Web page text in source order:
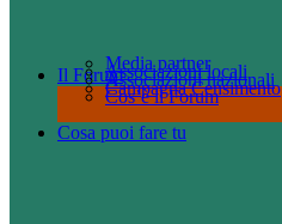
Il Forum
Cos’è il Forum
Campagna Censimento
Associazioni nazionali
Associazioni locali
Media partner
Cosa puoi fare tu